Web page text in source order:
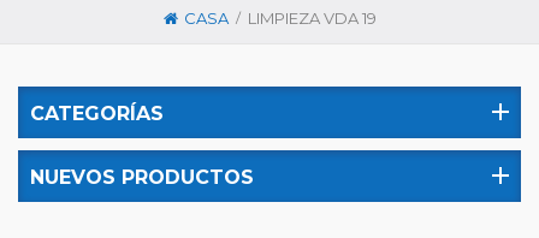
CASA / LIMPIEZA VDA 19
CATEGORÍAS
NUEVOS PRODUCTOS